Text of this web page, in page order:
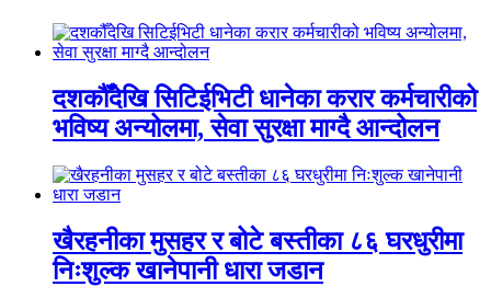
दशकौँदेखि सिटिईभिटी धानेका करार कर्मचारीको
भविष्य अन्योलमा, सेवा सुरक्षा माग्दै आन्दोलन
खैरहनीका मुसहर र बोटे बस्तीका ८६ घरधुरीमा
निःशुल्क खानेपानी धारा जडान